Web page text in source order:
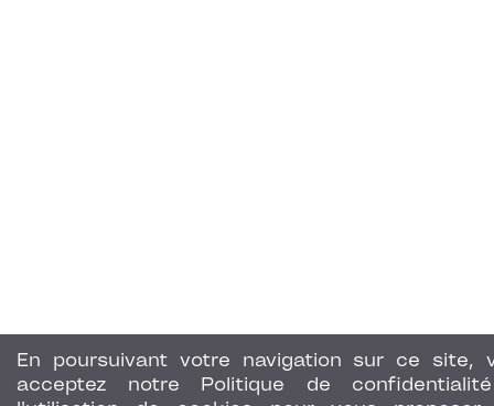
En poursuivant votre navigation sur ce site,
acceptez notre Politique de